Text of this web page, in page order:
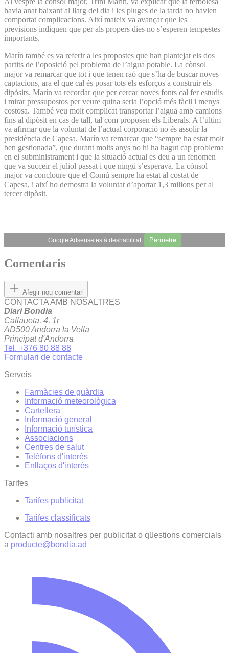
havia anat baixant al llarg del dia i les pluges de la tarda no havien
comportat complicacions. Així mateix va avançar que les
previsions indiquen que per als propers dies no s’esperen tempestes
importants.
Marín també es va referir a les propostes que han plantejat els dos
partits de l’oposició pel problema de l’aigua potable. La cònsol
major va remarcar que tot i que tenen raó que s’ha de buscar noves
captacions, ara el que cal és posar tots els esforços a construir els
dipòsits. Marín va recordar que per cercar noves fonts cal fer estudis
i mirar pressupostos per veure quina seria l’opció més fàcil i menys
costosa. També veu molt complicat transportar l’aigua amb camions
fins al dipòsit en cas de tall, tal com proposen els Liberals. A l’últim
va afirmar que la voluntat de l’actual corporació no és assolir la
presidència de Capesa. Marín va remarcar que “sempre ha estat molt
ben gestionada”, que durant molts anys no hi ha hagut cap problema
en el subministrament i que la situació actual es deu a un fenomen
que va succeir el juliol passat i que ningú s’esperava. La cònsol
major va concloure que el Comú sempre ha estat al costat de
Capesa, i així ho demostra la voluntat d’aportar 1,3 milions per al
tercer dipòsit.
Google Adsense està deshabilitat. Permetre
Comentaris
Afegir nou comentari
CONTACTA AMB NOSALTRES
Diari Bondia
Callaueta, 4, 1r
AD500 Andorra la Vella
Principat d'Andorra
Tel. +376 80 88 88
Formulari de contacte
Serveis
Farmàcies de guàrdia
Informació meteorològica
Cartellera
Informació general
Informació turística
Associacions
Centres de salut
Telèfons d'interès
Enllaços d'interés
Tarifes
Tarifes publicitat
Tarifes classificats
Contacti amb nosaltres per publicitat o qüestions comercials
a producte@bondia.ad